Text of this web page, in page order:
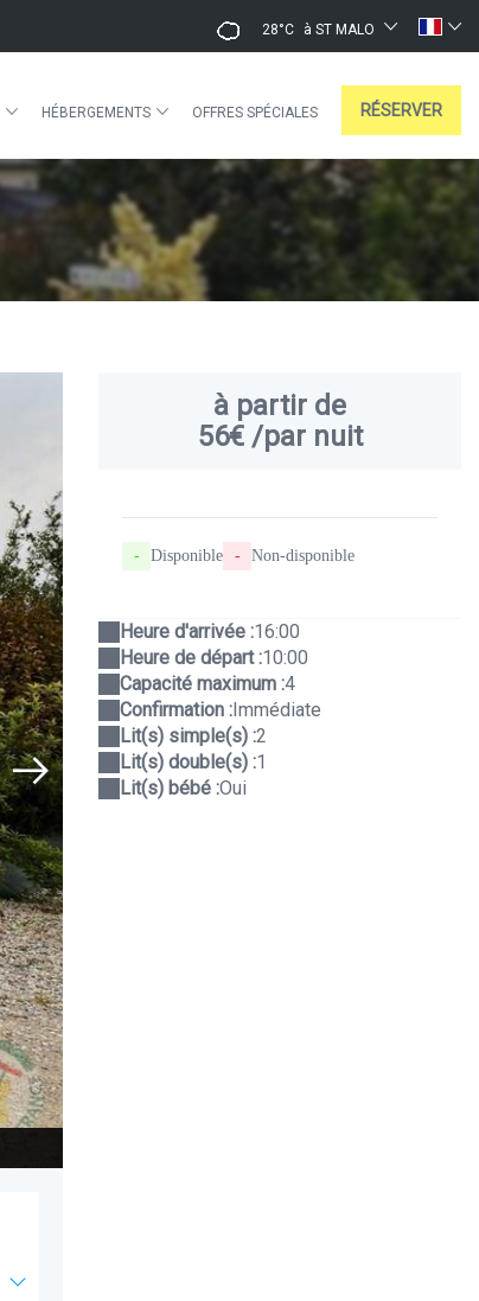
28°C à ST MALO
HÉBERGEMENTS OFFRES SPÉCIALES RÉSERVER
à partir de
56€/par nuit
- Disponible - Non-disponible
Heure d'arrivée :16:00
Heure de départ :10:00
Capacité maximum :4
Confirmation :Immédiate
Lit(s) simple(s) :2
Lit(s) double(s) :1
Lit(s) bébé :Oui